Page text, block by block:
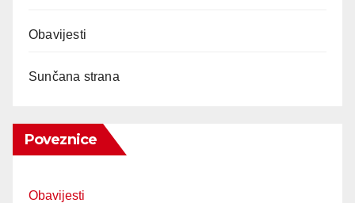
Obavijesti
Sunčana strana
Poveznice
Obavijesti